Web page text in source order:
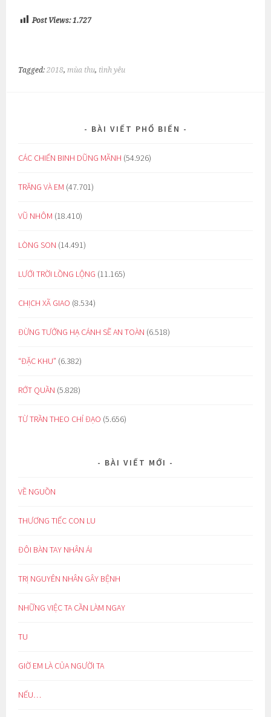
Post Views: 1.727
Tagged:2018,mùa thu, tình yêu
BÀI VIẾT PHỔ BIẾN
CÁC CHIẾN BINH DŨNG MÃNH (54.926)
TRĂNG VÀ EM (47.701)
VŨ NHÔM (18.410)
LÒNG SON (14.491)
LƯỚI TRỜI LỒNG LỘNG (11.165)
CHỊCH XÃ GIAO (8.534)
ĐỪNG TƯỞNG HẠ CÁNH SẼ AN TOÀN (6.518)
“ĐẶC KHU” (6.382)
RỚT QUẦN (5.828)
TỪ TRẦN THEO CHỈ ĐẠO (5.656)
BÀI VIẾT MỚI
VỀ NGUỒN
THƯƠNG TIẾC CON LU
ĐÔI BÀN TAY NHÂN ÁI
TRỊ NGUYÊN NHÂN GÂY BỆNH
NHỮNG VIỆC TA CẦN LÀM NGAY
TU
GIỜ EM LÀ CỦA NGƯỜI TA
NẾU…